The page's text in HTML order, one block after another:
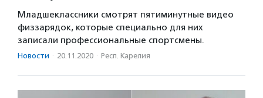
Младшеклассники смотрят пятиминутные видео
физзарядок, которые специально для них
записали профессиональные спортсмены.
Новости · 20.11.2020 · Респ. Карелия